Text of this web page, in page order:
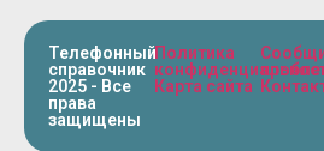
Телефонный
справочник
2025 - Все
права
защищены
Политика
Карта сайта